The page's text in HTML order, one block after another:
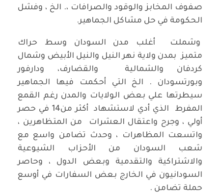
صفوف المخابز والوقود والصرافات ،. الخ ، وفشل
الحكومة في حل مشاكل الجماهير.
وشملت أغلب مدن السودان وسط حراك
متميز بمدن ولاية نهر النيل والنيل الأبيض وشمال
كردفان والشمالية والقضارف، ودارفور
وبورتسودان . الخ التي أحكمت فيها الجماهير
سيطرتها علي بعض الولايات والمدن رغم القمع
المفرط الذي أدي لاستشهاد أكثر من14 في حصر
أولي ، وجرح واعتقال العشرات من المتظاهرين ،
واتسعت المظاهرات ، وحدث تضامن واسع مع
شعب السودان من الأحزاب الشيوعية
والاشتراكية والتقدمية وبعض الدول ، وحاصر
السودانيون في الخارج بعض السفارات في أوسع
حملة تضامن .